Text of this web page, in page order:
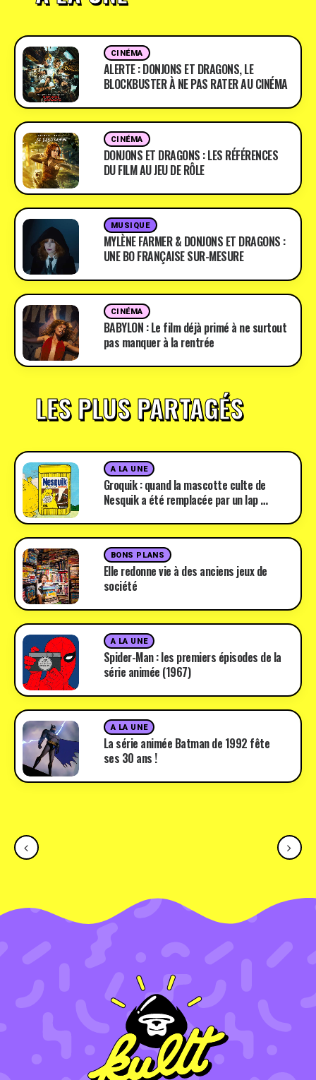
CINÉMA
ALERTE : DONJONS ET DRAGONS, LE
BLOCKBUSTER À NE PAS RATER AU CINÉMA
CINÉMA
DONJONS ET DRAGONS : LES RÉFÉRENCES
DU FILM AU JEU DE RÔLE
MUSIQUE
MYLÈNE FARMER & DONJONS ET DRAGONS :
UNE BO FRANÇAISE SUR-MESURE
CINÉMA
BABYLON : Le film déjà primé à ne surtout
pas manquer à la rentrée
LES PLUS PARTAGÉS
A LA UNE
Groquik : quand la mascotte culte de
Nesquik a été remplacée par un lap …
BONS PLANS
Elle redonne vie à des anciens jeux de
société
A LA UNE
Spider-Man : les premiers épisodes de la
série animée (1967)
A LA UNE
La série animée Batman de 1992 fête
ses 30 ans !